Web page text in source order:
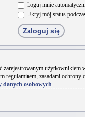
Loguj mnie
Ukryj mój status
zarejestrowanym
regulaminem, zasadami
danych osobowych